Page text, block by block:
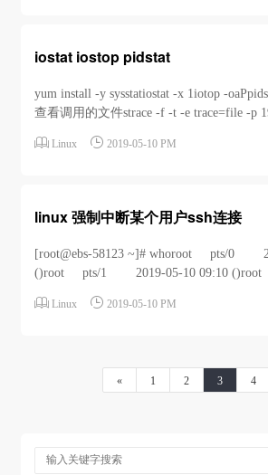
iostat iostop pidstat
yum install -y sysstatiostat -x 1iotop -oaPpidstat -d 1根
查看调用的文件strace -f -t -e trace=file -p
 Linux  2019-05-10 PM
linux 强制中断某个用户ssh连接
[root@ebs-58123 ~]# whoroot pts/0
()root pts/1 2019-05-10 09:10 ()root
 Linux  2019-05-10 PM
« 1 2 3 4